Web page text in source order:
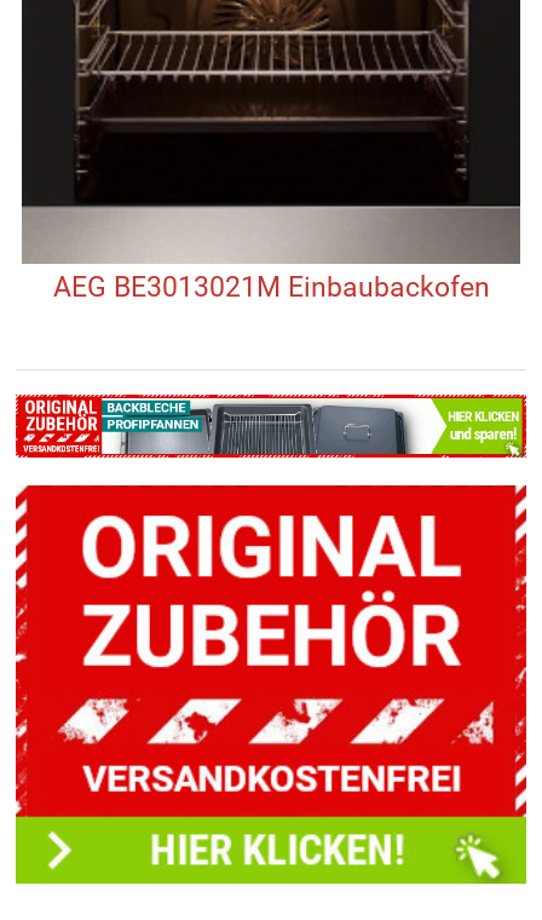
AEG BE3013021M Einbaubackofen